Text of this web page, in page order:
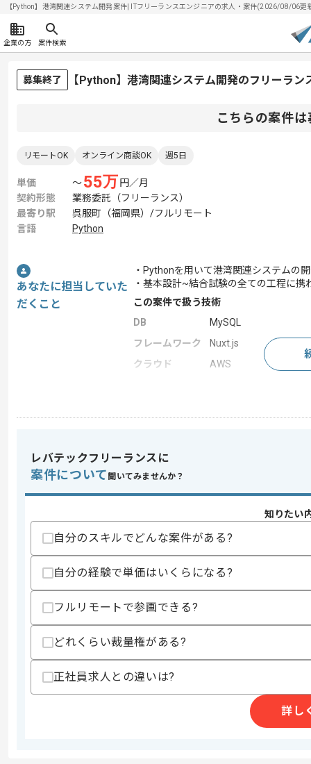
【Python】港湾関連システム開発案件| ITフリーランスエンジニアの求人・案件(2026/08/06更
企業の方 案件検索
募集終了 【Python】港湾関連システム開発のフリーラン
こちらの案件
リモートOK オンライン商談OK 週5日
単価 〜55万 円／月
契約形態
業務委託（フリーランス）
最寄り駅
呉服町（福岡県）/フルリモート
言語
Python
あなたに担当していた
だくこと
・Pythonを用いて港湾関連システムの
・基本設計~結合試験の全ての工程に携
この案件で扱う技術
DB
MySQL
フレームワーク
Nuxt.js
クラウド
AWS
求めるスキル
歓迎スキル
・コミュニケーション能力
上記に似た経験やスキルをお持ちであれば
精算・お支払い
精算条件
有
精算基準時間
支払いサイト
商談回数
1回
レバテックフリーランスに
案件について 聞いてみませんか？
知りたい
自分のスキルでどんな案件がある?
自分の経験で単価はいくらになる?
フルリモートで参画できる?
どれくらい裁量権がある?
正社員求人との違いは?
詳し